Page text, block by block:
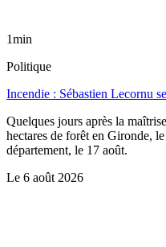
1min
Politique
Incendie : Sébastien Lecornu
Quelques jours après la
hectares de forêt en Gironde,
département, le 17 août.
Le 6 août 2026